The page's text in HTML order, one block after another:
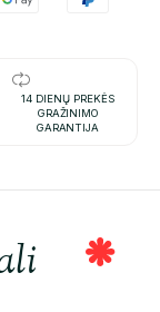
14 DIENŲ PREKĖS
GRAŽINIMO
GARANTIJA